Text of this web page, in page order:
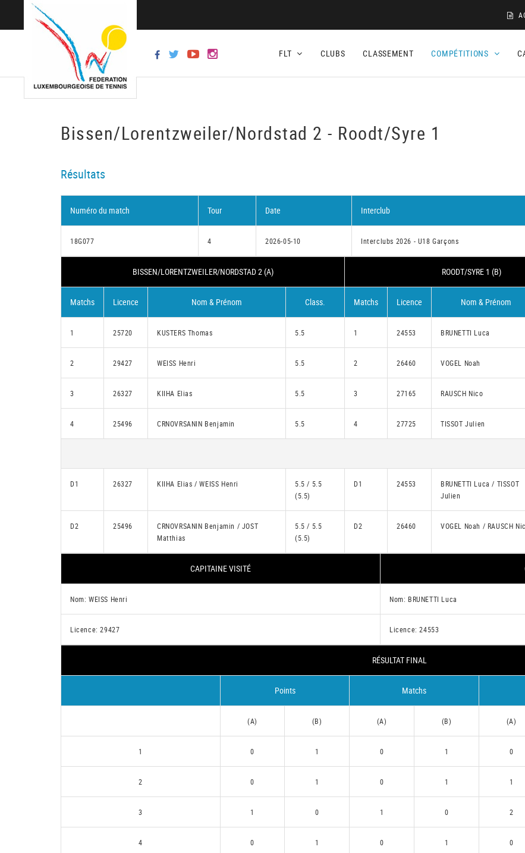
FLT CLUBS CLASSEMENT COMPÉTITIONS
Bissen/Lorentzweiler/Nordstad 2 - Roodt/Syre 1
Résultats
Numéro du match Tour Date Interclub
18G077 4 2026-05-10 Interclubs 2026 - U18 Garçons
BISSEN/LORENTZWEILER/NORDSTAD 2 (A) ROODT/SYRE 1 (B)
Matchs Licence Nom & Prénom Class. Matchs Licence Nom & Prénom
1 25720 KUSTERS Thomas 5.5 1 24553 BRUNETTI Luca
2 29427 WEISS Henri 5.5 2 26460 VOGEL Noah
3 26327 KIIHA Elias 5.5 3 27165 RAUSCH Nico
4 25496 CRNOVRSANIN Benjamin 5.5 4 27725 TISSOT Julien
D1 26327 KIIHA Elias / WEISS Henri
5.5 / 5.5
(5.5)
D1 24553
BRUNETTI Luca / TISSOT
Julien
D2 25496
CRNOVRSANIN Benjamin / JOST
Matthias
5.5 / 5.5
(5.5)
D2 26460 VOGEL Noah / RAUSCH
CAPITAINE VISITÉ
Nom: WEISS Henri Nom: BRUNETTI Luca
Licence: 29427 Licence: 24553
RÉSULTAT FINAL
Points Matchs
(A) (B) (A) (B) (A)
1 0 1 0 1 0
2 0 1 0 1 1
3 1 0 1 0 2
4 0 1 0 1 0